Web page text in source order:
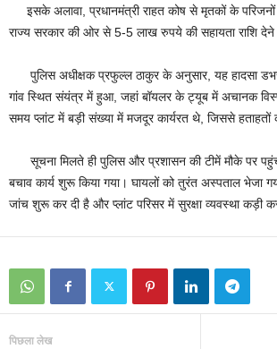
इसके अलावा, प्रधानमंत्री राहत कोष से मृतकों के
राज्य सरकार की ओर से 5-5 लाख रुपये की सहायता राशि देने
पुलिस अधीक्षक प्रफुल्ल ठाकुर के अनुसार, यह हादसा डभरा
गांव स्थित संयंत्र में हुआ, जहां बॉयलर के ट्यूब में अचानक
समय प्लांट में बड़ी संख्या में मजदूर कार्यरत थे, जिससे हताहतों
सूचना मिलते ही पुलिस और प्रशासन की टीमें मौके पर
बचाव कार्य शुरू किया गया। घायलों को तुरंत अस्पताल भेजा
जांच शुरू कर दी है और प्लांट परिसर में सुरक्षा व्यवस्था कड़ी
पिछला लेख